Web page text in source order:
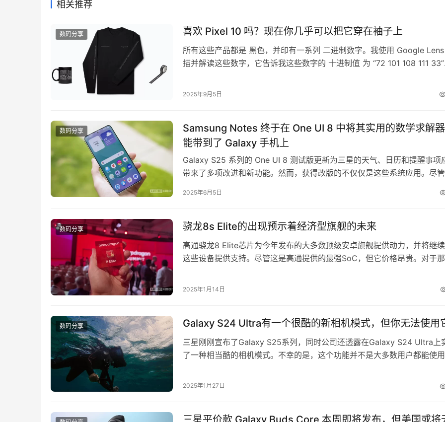
相关推荐
数码分享 喜欢 Pixel 10 吗？现在你几乎可以把它穿在袖子上
所有这些产品都是 黑色，并印有一系列 二进制数字。我使用 Google
描并解读这些数字，它告诉我这些数字的 十进制值 为 “72 101 108 111 33”
我根本不用动脑自己去解码。 这一特定序列代表的意思是 “Hello!”。说实话
2025年9月5日
数码分享
Samsung Notes 终于在 One UI 8 中将其实用的数学求解
能带到了 Galaxy 手机上
Galaxy S25 系列的 One UI 8 测试版更新为三星的天气、日历和提醒事项
带来了多项改进和新功能。然而，获得改版的不仅仅是这些系统应用。尽管
（Samsung Notes）应用中发现了一些界面调整以及一个实用的新功能。 X
2025年6月5日
数码分享 骁龙8s Elite的出现预示着经济型旗舰的未来
高通骁龙8 Elite芯片为今年发布的大多数顶级安卓旗舰提供动力，并将继
这些设备提供支持。尽管这是高通提供的最强SoC，但它价格昂贵。对于那
此市场上仍然有空间容纳一款次旗舰级产品。这正是即将发布的骁龙8s
2025年1月14日
数码分享 Galaxy S24 Ultra有一个很酷的新相机模式，但你无法使用
三星刚刚宣布了Galaxy S25系列，同时公司还透露在Galaxy S24 Ultra上
了一种相当酷的相机模式。不幸的是，这个功能并不是大多数用户都能使用
种名为“海洋模式”的功能。该模式旨在“优化”手机在水下的拍照表现，专为
2025年1月27日